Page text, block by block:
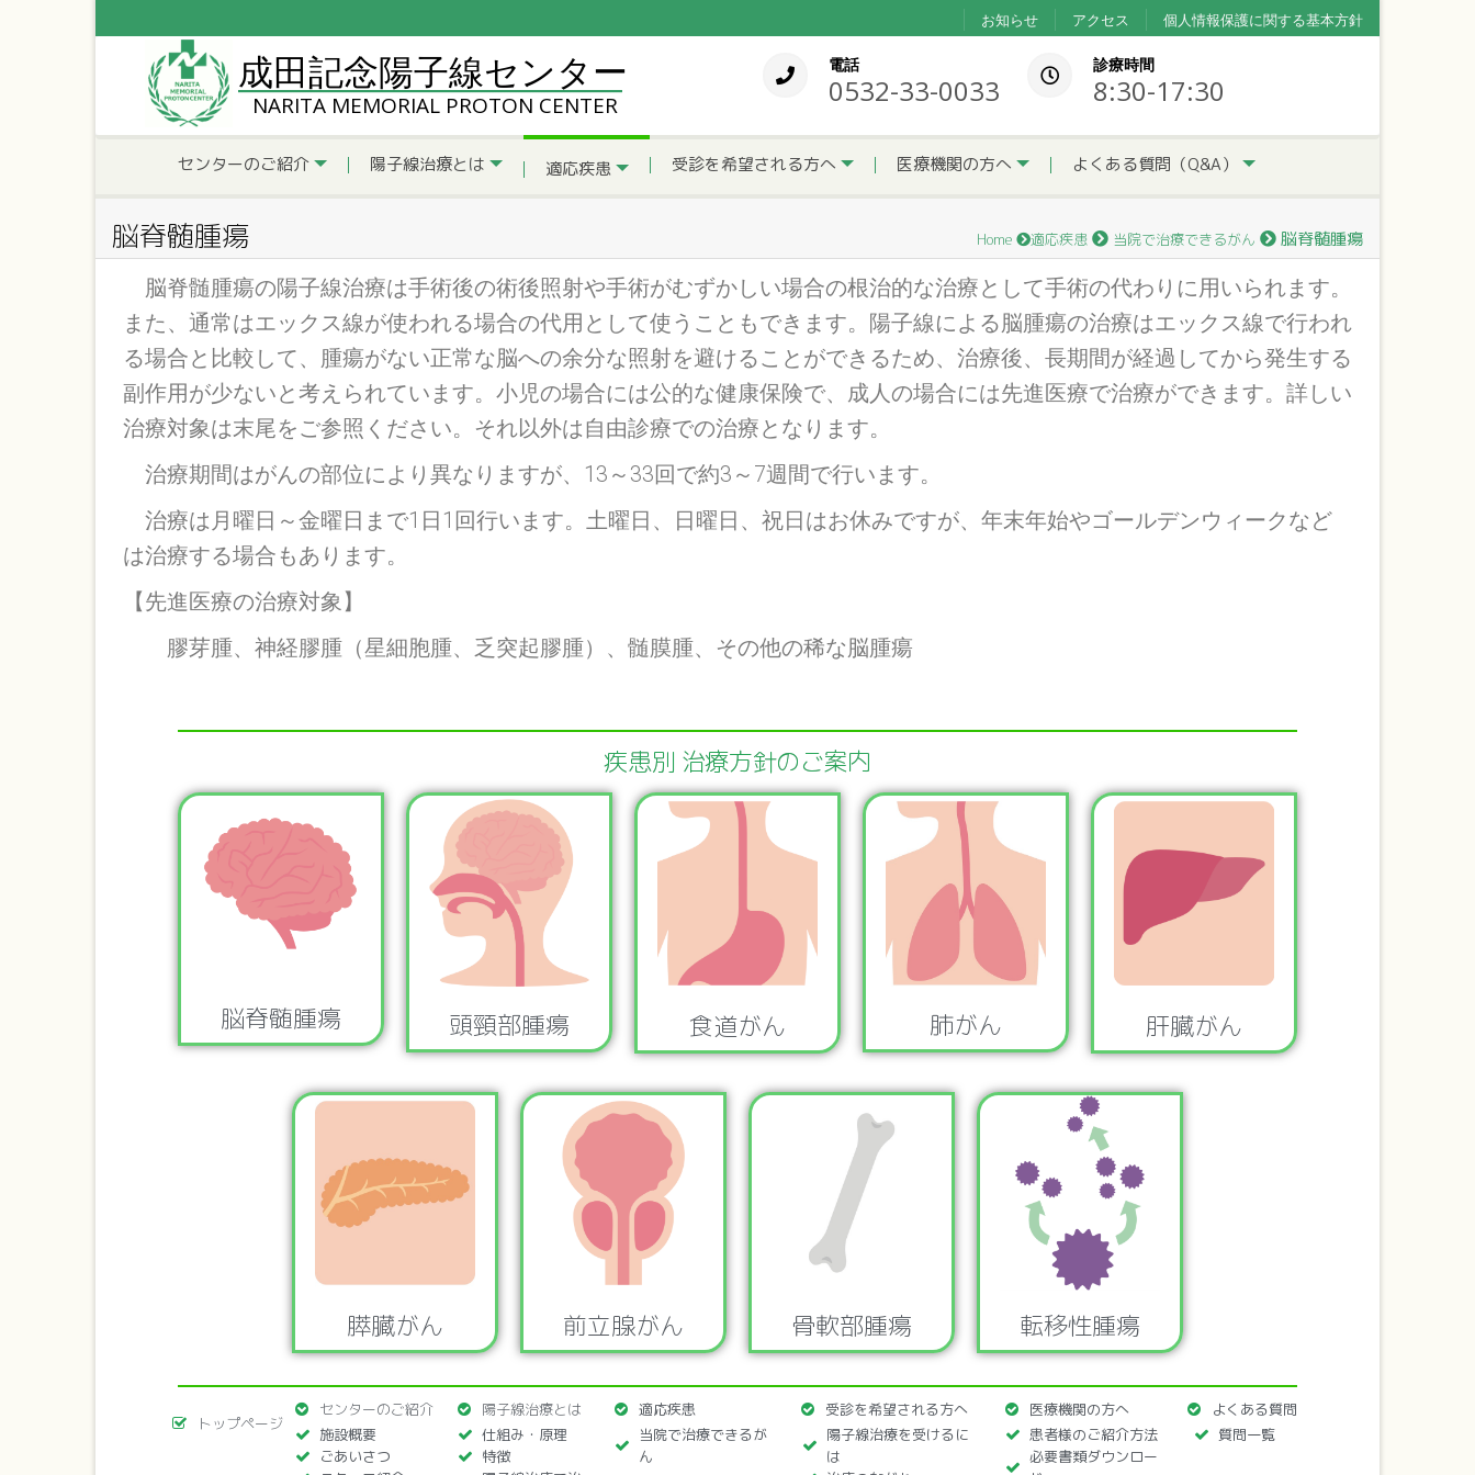
お知らせ アクセス 個人情報保護に関する基本方針
成田記念陽子線センター
NARITA MEMORIAL PROTON CENTER
電話
0532-33-0033
診療時間
8:30-17:30
センターのご紹介 陽子線治療とは 適応疾患 受診を希望される方へ 医療機関の方へ よくある質問（Q&A）
脳脊髄腫瘍 Home 適応疾患 当院で治療できるがん 脳脊髄腫瘍
脳脊髄腫瘍の陽子線治療は手術後の術後照射や手術がむずかしい場合の根治的な治療として手術の代わりに用いられます。
また、通常はエックス線が使われる場合の代用として使うこともできます。陽子線による脳腫瘍の治療はエックス線で行われ
る場合と比較して、腫瘍がない正常な脳への余分な照射を避けることができるため、治療後、長期間が経過してから発生する
副作用が少ないと考えられています。小児の場合には公的な健康保険で、成人の場合には先進医療で治療ができます。詳しい
治療対象は末尾をご参照ください。それ以外は自由診療での治療となります。
治療期間はがんの部位により異なりますが、13～33回で約3～7週間で行います。
治療は月曜日～金曜日まで1日1回行います。土曜日、日曜日、祝日はお休みですが、年末年始やゴールデンウィークなど
は治療する場合もあります。
【先進医療の治療対象】
膠芽腫、神経膠腫（星細胞腫、乏突起膠腫）、髄膜腫、その他の稀な脳腫瘍
疾患別 治療方針のご案内
脳脊髄腫瘍 頭頸部腫瘍 食道がん 肺がん 肝臓がん
膵臓がん 前立腺がん 骨軟部腫瘍 転移性腫瘍
センターのご紹介 陽子線治療とは 適応疾患 受診を希望される方へ 医療機関の方へ よくある質問
トップページ
施設概要
ごあいさつ
仕組み・原理
特徴
当院で治療できるが
ん
陽子線治療を受けるに
は
患者様のご紹介方法
必要書類ダウンロー
質問一覧